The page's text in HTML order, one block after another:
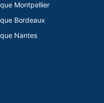
Montpellier
Bordeaux
Nantes